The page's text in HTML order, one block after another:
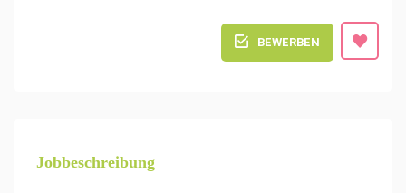
BEWERBEN
Jobbeschreibung